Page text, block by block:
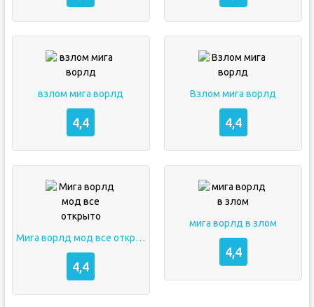
взлом мига ворлд
4,4
Взлом мига ворлд
4,4
Мига ворлд мод все открыто
4,4
мига ворлд в злом
4,4